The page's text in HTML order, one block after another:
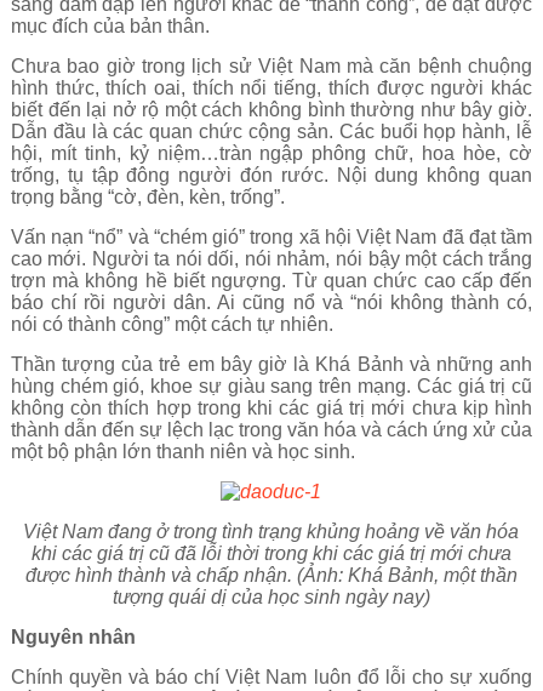
sàng dẫm đạp lên người khác để “thành công”, để đạt được
mục đích của bản thân.
Chưa bao giờ trong lịch sử Việt Nam mà căn bệnh chuộng
hình thức, thích oai, thích nổi tiếng, thích được người khác
biết đến lại nở rộ một cách không bình thường như bây giờ.
Dẫn đầu là các quan chức cộng sản. Các buổi họp hành, lễ
hội, mít tinh, kỷ niệm…tràn ngập phông chữ, hoa hòe, cờ
trống, tụ tập đông người đón rước. Nội dung không quan
trọng bằng “cờ, đèn, kèn, trống”.
Vấn nạn “nổ” và “chém gió” trong xã hội Việt Nam đã đạt tầm
cao mới. Người ta nói dối, nói nhảm, nói bậy một cách trắng
trợn mà không hề biết ngượng. Từ quan chức cao cấp đến
báo chí rồi người dân. Ai cũng nổ và “nói không thành có,
nói có thành công” một cách tự nhiên.
Thần tượng của trẻ em bây giờ là Khá Bảnh và những anh
hùng chém gió, khoe sự giàu sang trên mạng. Các giá trị cũ
không còn thích hợp trong khi các giá trị mới chưa kịp hình
thành dẫn đến sự lệch lạc trong văn hóa và cách ứng xử của
một bộ phận lớn thanh niên và học sinh.
Việt Nam đang ở trong tình trạng khủng hoảng về văn hóa
khi các giá trị cũ đã lỗi thời trong khi các giá trị mới chưa
được hình thành và chấp nhận. (Ảnh: Khá Bảnh, một thần
tượng quái dị của học sinh ngày nay)
Nguyên nhân
Chính quyền và báo chí Việt Nam luôn đổ lỗi cho sự xuống